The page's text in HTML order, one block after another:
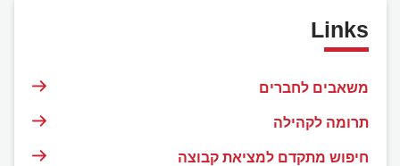
Links
משאבים לחברים
תרומה לקהילה
חיפוש מתקדם למציאת קבוצה